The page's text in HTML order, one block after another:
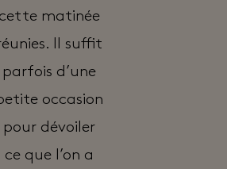
cette matinée
Il suffit
parfois d’une
occasion
pour dévoiler
ce que l’on a